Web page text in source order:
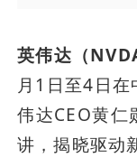
英伟达（
月1日至4日
伟达CEO黄
讲，揭晓驱动